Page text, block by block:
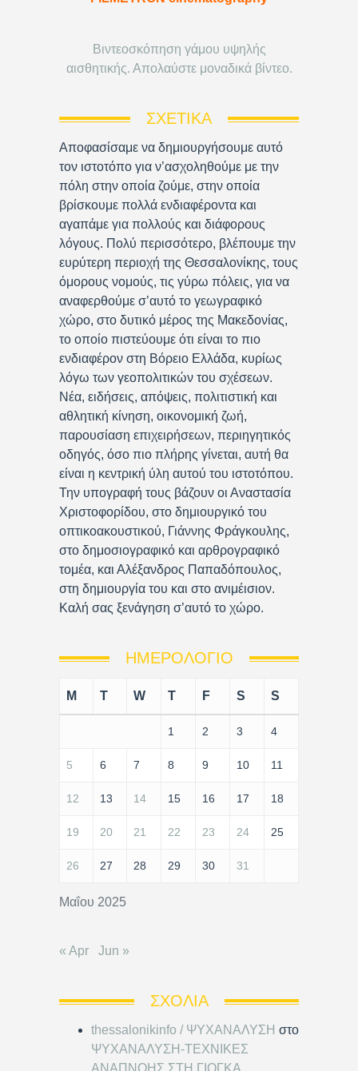
Βιντεοσκόπηση γάμου υψηλής
αισθητικής. Απολαύστε μοναδικά βίντεο.
ΣΧΕΤΙΚΆ
Αποφασίσαμε να δημιουργήσουμε αυτό
τον ιστοτόπο για ν’ασχοληθούμε με την
πόλη στην οποία ζούμε, στην οποία
βρίσκουμε πολλά ενδιαφέροντα και
αγαπάμε για πολλούς και διάφορους
λόγους. Πολύ περισσότερο, βλέπουμε την
ευρύτερη περιοχή της Θεσσαλονίκης, τους
όμορους νομούς, τις γύρω πόλεις, για να
αναφερθούμε σ’αυτό το γεωγραφικό
χώρο, στο δυτικό μέρος της Μακεδονίας,
το οποίο πιστεύουμε ότι είναι το πιο
ενδιαφέρον στη Βόρειο Ελλάδα, κυρίως
λόγω των γεοπολιτικών του σχέσεων.
Νέα, ειδήσεις, απόψεις, πολιτιστική και
αθλητική κίνηση, οικονομική ζωή,
παρουσίαση επιχειρήσεων, περιηγητικός
οδηγός, όσο πιο πλήρης γίνεται, αυτή θα
είναι η κεντρική ύλη αυτού του ιστοτόπου.
Την υπογραφή τους βάζουν οι Αναστασία
Χριστοφορίδου, στο δημιουργικό του
οπτικοακουστικού, Γιάννης Φράγκουλης,
στο δημοσιογραφικό και αρθρογραφικό
τομέα, και Αλέξανδρος Παπαδόπουλος,
στη δημιουργία του και στο ανιμέισιον.
Καλή σας ξενάγηση σ’αυτό το χώρο.
ΗΜΕΡΟΛΌΓΙΟ
Μαΐου 2025
M T W T F S S
1 2 3 4
5 6 7 8 9 10 11
12 13 14 15 16 17 18
19 20 21 22 23 24 25
26 27 28 29 30 31
« Apr Jun »
ΣΧΌΛΙΑ
thessalonikinfo / ΨΥΧΑΝΑΛΥΣΗ στο
ΨΥΧΑΝΑΛΥΣΗ-ΤΕΧΝΙΚΕΣ